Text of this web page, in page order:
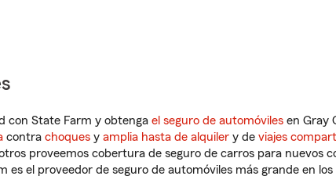
con State Farm y obtenga el seguro de automóviles en Gray
contra choques y amplia hasta de alquiler y de viajes
proveemos cobertura de seguro de carros para nuevos
es el proveedor de seguro de automóviles más grande en los